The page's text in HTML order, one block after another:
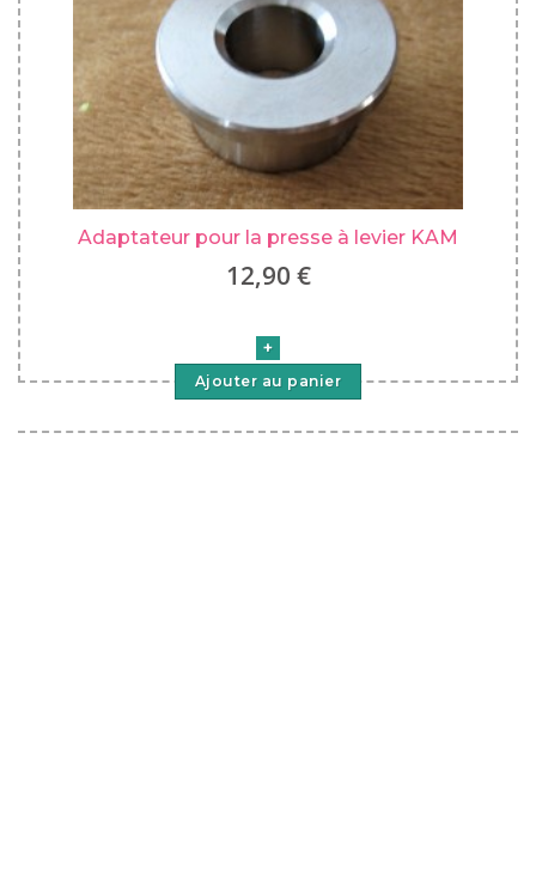
Adaptateur pour la presse à levier KAM
12,90 €
Ajouter au panier